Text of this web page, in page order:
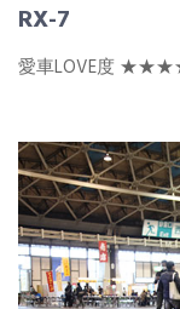
RX-7
愛車LOVE度